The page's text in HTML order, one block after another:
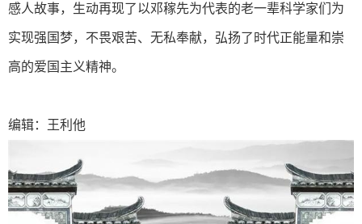
感人故事，生动再现了以邓稼先为代表的老一辈科学家们为
实现强国梦，不畏艰苦、无私奉献，弘扬了时代正能量和崇
高的爱国主义精神。
编辑：王利他